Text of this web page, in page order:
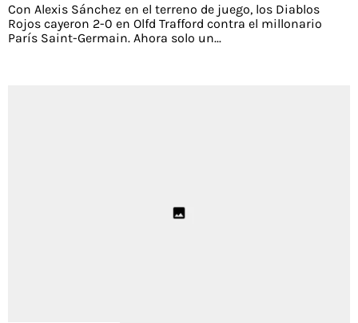
Con Alexis Sánchez en el terreno de juego, los Diablos
Rojos cayeron 2-0 en Olfd Trafford contra el millonario
París Saint-Germain. Ahora solo un...